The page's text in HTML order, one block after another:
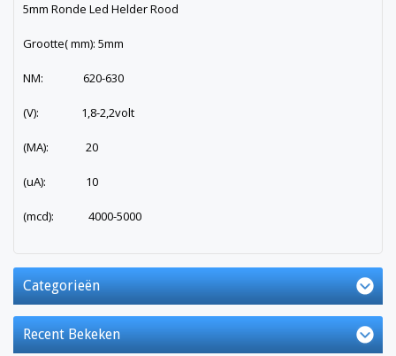
5mm Ronde Led Helder Rood
Grootte( mm): 5mm
NM: 620-630
(V): 1,8-2,2volt
(MA): 20
(uA): 10
(mcd): 4000-5000
Categorieën
Recent Bekeken